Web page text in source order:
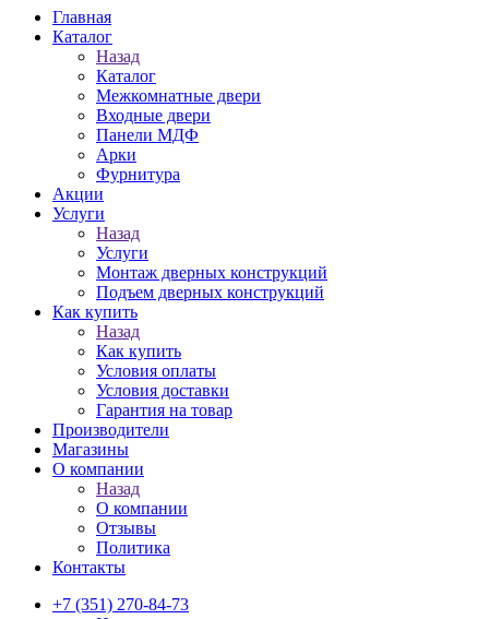
Главная
Каталог
Назад
Каталог
Межкомнатные двери
Входные двери
Панели МДФ
Арки
Фурнитура
Акции
Услуги
Назад
Услуги
Монтаж дверных конструкций
Подъем дверных конструкций
Как купить
Назад
Как купить
Условия оплаты
Условия доставки
Гарантия на товар
Производители
Магазины
О компании
Назад
О компании
Отзывы
Политика
Контакты
+7 (351) 270-84-73